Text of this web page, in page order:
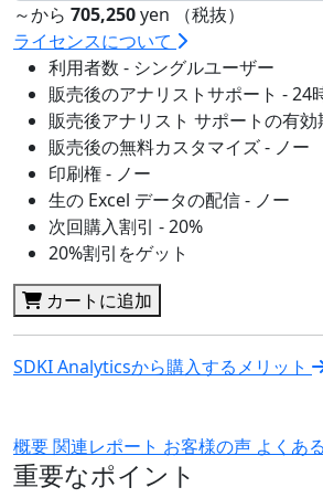
～から 705,250yen （税抜）
ライセンスについて
利用者数 - シングルユーザー
販売後のアナリストサポート - 24
販売後アナリスト サポートの有効
販売後の無料カスタマイズ - ノー
印刷権 - ノー
生の Excel データの配信 - ノー
次回購入割引 - 20%
20%割引をゲット
カートに追加
SDKI Analyticsから購入するメリット
概要関連レポート お客様の声 よくあ
重要なポイント